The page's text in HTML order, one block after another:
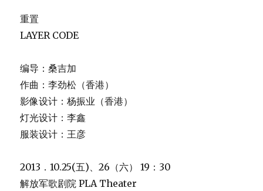
重置
LAYER CODE
编导：桑吉加
作曲：李劲松（香港）
影像设计：杨振业（香港）
灯光设计：李鑫
服装设计：王彦
2013．10.25(五)、26（六） 19：30
解放军歌剧院 PLA Theater